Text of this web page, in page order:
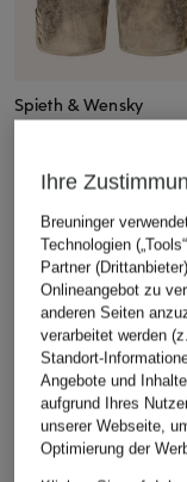
Spieth & Wensky
CHF 329
Ursprünglich:CHF 469
ÄHNLICHE
Ihre
Breuninger
Technologien
Partner
Onlineangebot zu
anderen Seiten
verarbeitet werden
Standort-
Angebote und
aufgrund Ihres
unserer Webseite,
Optimierung der